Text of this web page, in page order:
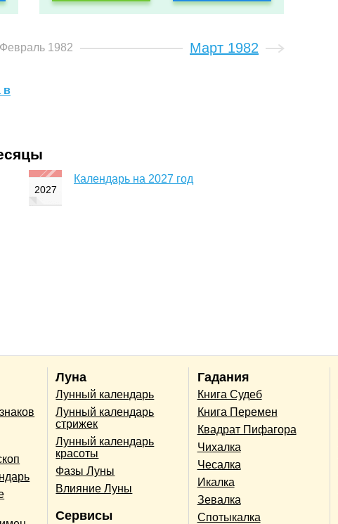
Февраль 1982 Март 1982
в
Календарь на 2027 год
Луна
Лунный календарь
Лунный календарь
стрижек
Лунный календарь
красоты
Фазы Луны
Влияние Луны
Сервисы
Гадания
Книга Судеб
Книга Перемен
Квадрат Пифагора
Чихалка
Чесалка
Икалка
Зевалка
Спотыкалка